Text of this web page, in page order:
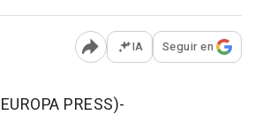
Abrir opciones para
IA Seguir en
PRESS)-